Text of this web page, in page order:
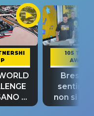
P
si
105 TAKE
AWAY
Bresh:
non si
fino alla